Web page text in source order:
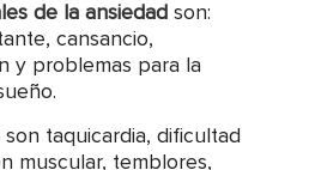
de la ansiedad son:
cansancio,
y problemas para la
son taquicardia, dificultad
muscular, temblores,